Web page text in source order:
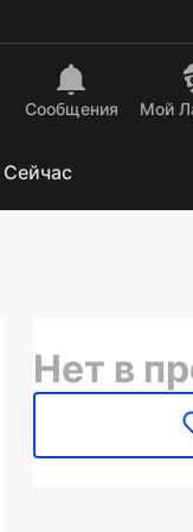
Сообщения Mой
Нет в